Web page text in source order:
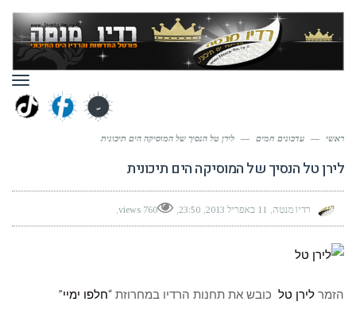
ראשי — עדכונים חמים — לירן טל הנסיך של המוסיקה הים תיכונית
לירן טל הנסיך של המוסיקה הים תיכונית
רדיו מנטה 11 באפריל 2013 23:50
760 views
הזמר לירן טל כובש את תחנות הרדיו במחרוזת “חלפו ימיי”